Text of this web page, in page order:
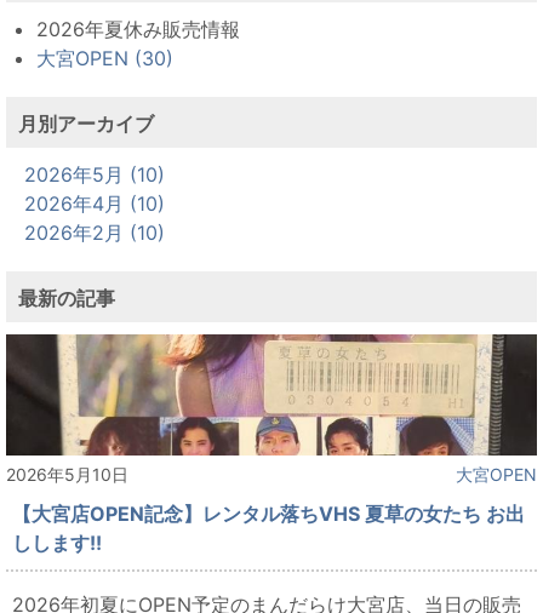
2026年夏休み販売情報
大宮OPEN (30)
月別アーカイブ
2026年5月 (10)
2026年4月 (10)
2026年2月 (10)
最新の記事
2026年5月10日 大宮OPEN
【大宮店OPEN記念】レンタル落ちVHS 夏草の女たち お出
しします!!
2026年初夏にOPEN予定のまんだらけ大宮店、当日の販売